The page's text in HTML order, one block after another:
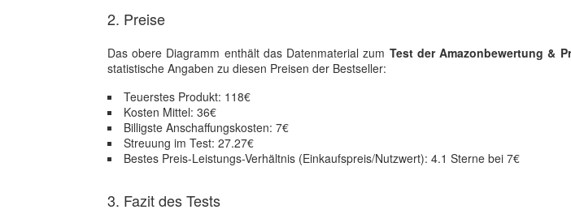
2. Preise
Das obere Diagramm enthält das Datenmaterial zum Test der Amazonbewertung &
statistische Angaben zu diesen Preisen der Bestseller:
Teuerstes Produkt: 118€
Kosten Mittel: 36€
Billigste Anschaffungskosten: 7€
Streuung im Test: 27.27€
Bestes Preis-Leistungs-Verhältnis (Einkaufspreis/Nutzwert): 4.1 Sterne bei 7€
3. Fazit des Tests